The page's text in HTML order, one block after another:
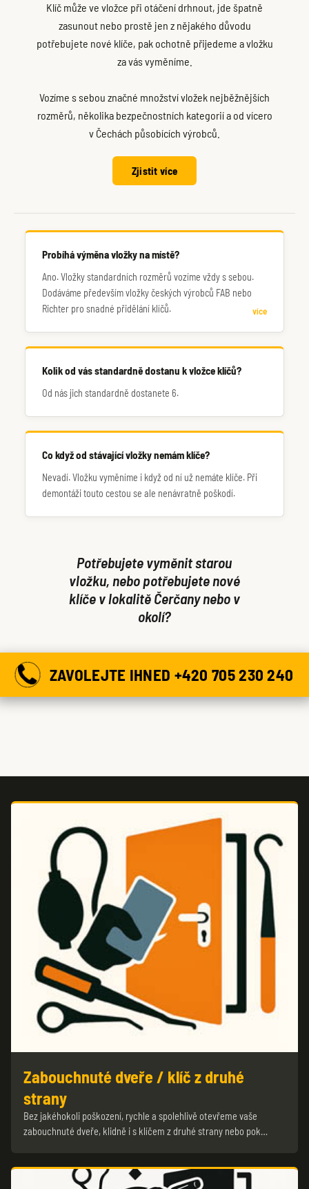
Klíč může ve vložce při otáčení drhnout, jde špatně
zasunout nebo prostě jen z nějakého důvodu
potřebujete nové klíče, pak ochotně přijedeme a vložku
za vás vyměníme.
Vozíme s sebou značné množství vložek nejběžnějších
rozměrů, několika bezpečnostních kategorií a od vícero
v Čechách působících výrobců.
Zjistit více
Probíhá výměna vložky na místě?
Ano. Vložky standardních rozměrů vozíme vždy s sebou.
Dodáváme především vložky českých výrobců FAB nebo
Richter pro snadné přidělání klíčů.
více
Kolik od vás standardně dostanu k vložce klíčů?
Od nás jich standardně dostanete 6.
Co když od stávající vložky nemám klíče?
Nevadí. Vložku vyměníme i když od ní už nemáte klíče. Při
demontáži touto cestou se ale nenávratně poškodí.
Potřebujete vyměnit starou
vložku, nebo potřebujete nové
klíče v lokalitě Čerčany nebo v
okolí?
ZAVOLEJTE IHNED +420 705 230 240
Zabouchnuté dveře / klíč z druhé
strany
Bez jakéhokoli poškození, rychle a spolehlivě otevřeme vaše
zabouchnuté dveře, klidně i s klíčem z druhé strany nebo pok…